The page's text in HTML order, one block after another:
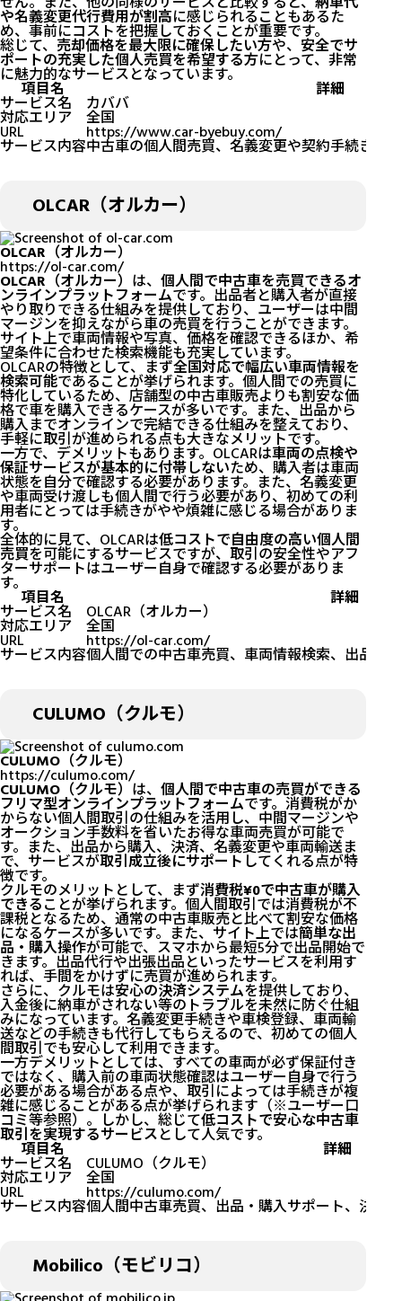
や名義変更代行費用が割高に感じられることもあるた
め、事前にコストを把握しておくことが重要です。
総じて、 売却価格を最大限に確保したい方や、 安全でサ
ポートの充実した個人売買を希望する方にとって、非常
に魅力的なサービスとなっています。
項目名 詳細
サービス名 カババ
対応エリア 全国
URL https://www.car-byebuy.com/
サービス内容中古車の個人間売買、名義変更や契約手続きの
OLCAR（オルカー）
OLCAR（オルカー）
https://ol-car.com/
OLCAR（オルカー） は、 個人間で中古車を売買できるオ
ンラインプラットフォームです。出品者と購入者が直接
やり取りできる仕組みを提供しており、ユーザーは中間
マージンを抑えながら車の売買を行うことができます。
サイト上で車両情報や写真、価格を確認できるほか、希
望条件に合わせた検索機能も充実しています。
OLCARの特徴として、まず全国対応で幅広い車両情報を
検索可能であることが挙げられます。個人間での売買に
特化しているため、店舗型の中古車販売よりも割安な価
格で車を購入できるケースが多いです。また、出品から
購入までオンラインで完結できる仕組みを整えており、
手軽に取引が進められる点も大きなメリットです。
一方で、デメリットもあります。OLCARは車両の点検や
保証サービスが基本的に付帯しないため、購入者は車両
状態を自分で確認する必要があります。また、名義変更
や車両受け渡しも個人間で行う必要があり、初めての利
用者にとっては手続きがやや煩雑に感じる場合がありま
す。
全体的に見て、OLCARは低コストで自由度の高い個人間
売買を可能にするサービスですが、取引の安全性やアフ
ターサポートはユーザー自身で確認する必要がありま
す。
項目名 詳細
サービス名 OLCAR（オルカー）
対応エリア 全国
URL https://ol-car.com/
サービス内容個人間での中古車売買、車両情報検索、出品・
CULUMO（クルモ）
CULUMO（クルモ）
https://culumo.com/
CULUMO（クルモ） は、 個人間で中古車の売買ができる
フリマ型オンラインプラットフォームです。消費税がか
からない個人間取引の仕組みを活用し、中間マージンや
オークション手数料を省いたお得な車両売買が可能で
す。また、出品から購入、決済、名義変更や車両輸送ま
で、サービスが取引成立後にサポート してくれる点が特
徴です。
クルモのメリットとして、まず消費税¥0で中古車が購入
できることが挙げられます。個人間取引では消費税が不
課税となるため、通常の中古車販売と比べて割安な価格
になるケースが多いです。また、サイト上では簡単な出
品・購入操作が可能で、スマホから最短5分で出品開始で
きます。出品代行や出張出品といったサービスを利用す
れば、手間をかけずに売買が進められます。
さらに、クルモは安心の決済システムを提供しており、
入金後に納車がされない等のトラブルを未然に防ぐ仕組
みになっています。名義変更手続きや車検登録、車両輸
送などの手続きも代行してもらえるので、初めての個人
間取引でも安心して利用できます。
一方デメリットとしては、すべての車両が必ず保証付き
ではなく、購入前の車両状態確認はユーザー自身で行う
必要がある場合がある点や、取引によっては手続きが複
雑に感じることがある点が挙げられます（※ユーザー口
コミ等参照）。しかし、総じて低コストで安心な中古車
取引を実現するサービスとして人気です。
項目名 詳細
サービス名 CULUMO（クルモ）
対応エリア 全国
URL https://culumo.com/
サービス内容個人間中古車売買、出品・購入サポート、決済
Mobilico（モビリコ）